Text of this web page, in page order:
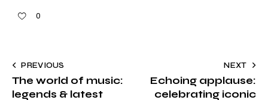
0
PREVIOUS
The world of music:
legends & latest
NEXT
Echoing applause:
celebrating iconic